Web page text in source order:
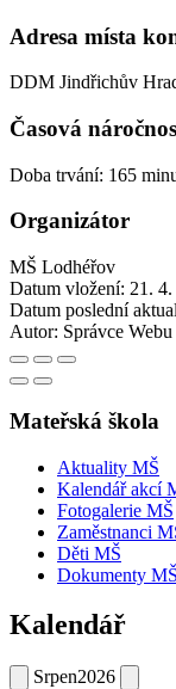
Adresa místa
DDM Jindřichův
Časová
Doba trvání: 165
Organizátor
MŠ Lodhéřov
Datum vložení: 21.
Datum poslední
Autor: Správce Webu
Mateřská škola
Aktuality MŠ
Kalendář akcí
Fotogalerie MŠ
Zaměstnanci
Děti MŠ
Dokumenty MŠ
Kalendář
Srpen2026